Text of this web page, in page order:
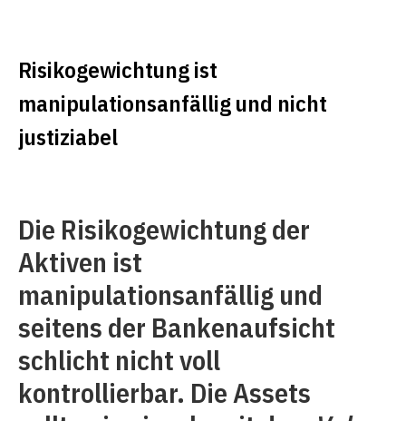
Risikogewichtung ist
manipulationsanfällig und nicht
justiziabel
Die Risikogewichtung der
Aktiven ist
manipulationsanfällig und
seitens der Bankenaufsicht
schlicht nicht voll
kontrollierbar. Die Assets